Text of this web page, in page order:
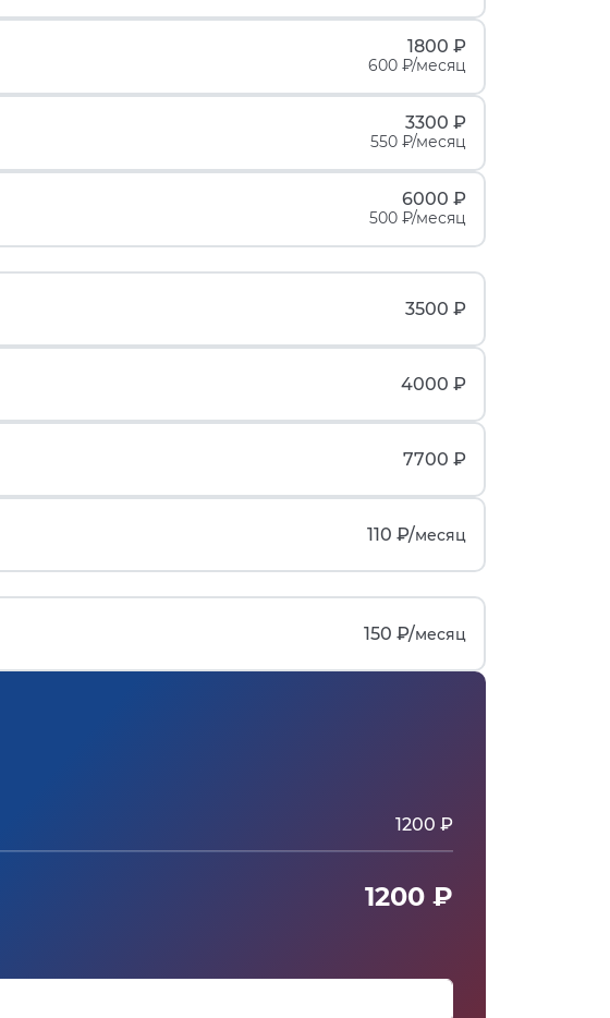
1800 ₽
600 ₽/месяц
3300 ₽
550 ₽/месяц
6000 ₽
500 ₽/месяц
3500 ₽
4000 ₽
7700 ₽
110 ₽/месяц
150 ₽/месяц
1200 ₽
1200 ₽